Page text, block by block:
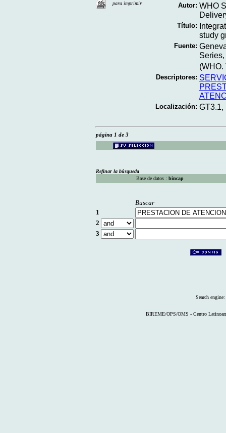
para imprimir
Autor: WHO
Título:
study
Fuente:
(WHO.
Descriptores:
Localización: GT3.1,
página 1 de 3
Refinar la búsqueda
Base de datos : bincap
Buscar
1
2
3
Search engine:
BIREME/OPS/OMS - Centro